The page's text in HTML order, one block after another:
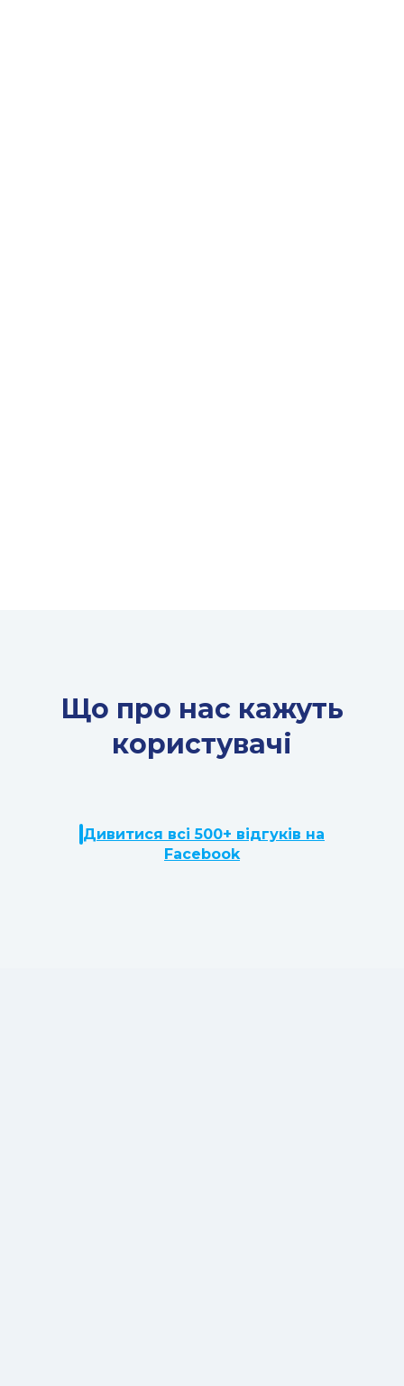
Що про нас кажуть
користувачі
Дивитися всі 500+ відгуків на
Facebook